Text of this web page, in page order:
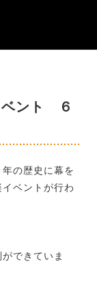
ベント ６
の歴史に幕を
ベントが行わ
できていま